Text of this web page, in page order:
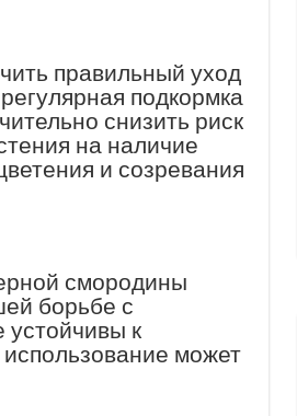
правильный уход
подкормка
снизить риск
на наличие
и созревания
смородины
борьбе с
к
может